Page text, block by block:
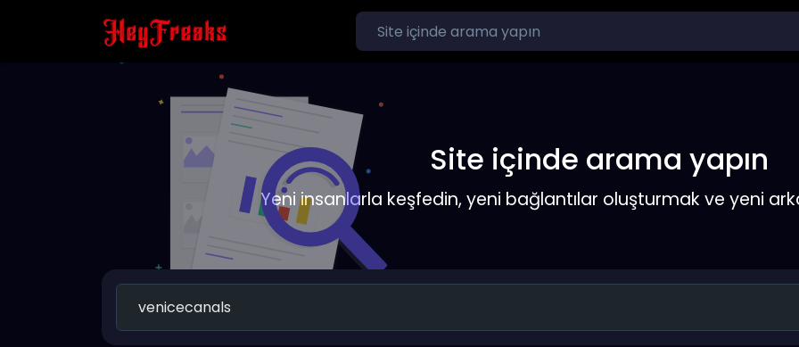
Site içinde arama yapın
Yeni insanlarla keşfedin, yeni bağlantılar oluşturmak ve yeni